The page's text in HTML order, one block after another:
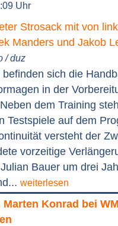
Uhr
/ duz
befinden sich die
in der
dem Training
Testspiele auf dem
versteht der
vorzeitige
Bauer um drei
weiterlesen
Marten Konrad bei